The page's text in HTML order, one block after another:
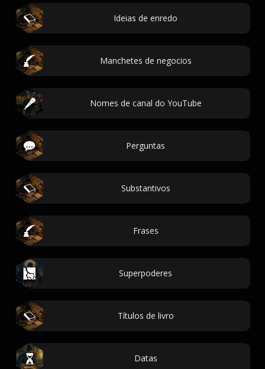
Ideias de enredo
Manchetes de negocios
Nomes de canal do YouTube
Perguntas
Substantivos
Frases
Superpoderes
Títulos de livro
Datas